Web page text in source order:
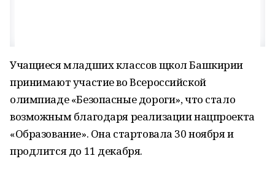
Учащиеся младших классов щкол Башкирии
принимают участие во Всероссийской
олимпиаде «Безопасные дороги», что стало
возможным благодаря реализации нацпроекта
«Образование». Она стартовала 30 ноября и
продлится до 11 декабря.